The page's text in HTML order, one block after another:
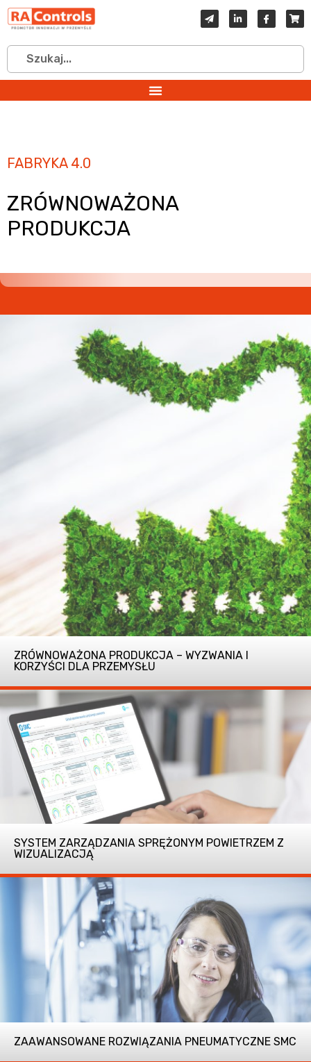
FABRYKA 4.0
ZRÓWNOWAŻONA
PRODUKCJA
ZRÓWNOWAŻONA PRODUKCJA – WYZWANIA I
KORZYŚCI DLA PRZEMYSŁU
SYSTEM ZARZĄDZANIA SPRĘŻONYM POWIETRZEM Z
WIZUALIZACJĄ
ZAAWANSOWANE ROZWIĄZANIA PNEUMATYCZNE SMC